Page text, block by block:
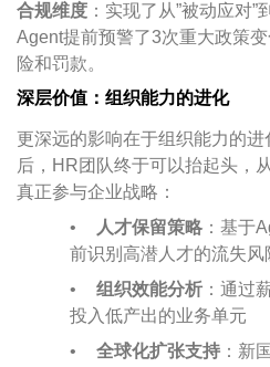
合规维度 ：实现了从”被动应对”到
Agent提前预警了3次重大政策
险和罚款。
深层价值：组织能力的进化
更深远的影响在于组织能力的
后， HR团队终于可以抬起头，
真正参与企业战略：
•
人才保留策略 ：基于
前识别高潜人才的流失风
•
组织效能分析 ：通过
投入低产出的业务单元
•
全球化扩张支持 ：新